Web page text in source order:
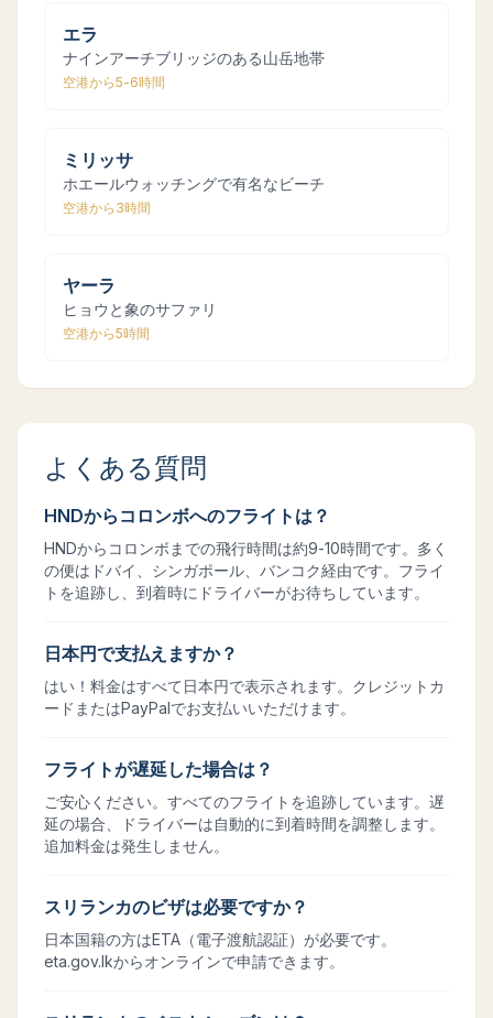
エラ
ナインアーチブリッジのある山岳地帯
空港から5-6時間
ミリッサ
ホエールウォッチングで有名なビーチ
空港から 3時間
ヤーラ
ヒョウと象のサファリ
空港から5時間
よくある質問
HNDからコロンボへのフライトは？
HNDからコロンボまでの飛行時間は約9-10時間です。多く
の便はドバイ、シンガポール、バンコク経由です。フライ
トを追跡し、到着時にドライバーがお待ちしています。
日本円で支払えますか？
はい！料金はすべて日本円で表示されます。クレジットカ
ードまたはPayPalでお支払いいただけます。
フライトが遅延した場合は？
ご安心ください。すべてのフライトを追跡しています。遅
延の場合、ドライバーは自動的に到着時間を調整します。
追加料金は発生しません。
スリランカのビザは必要ですか？
日本国籍の方はETA（電子渡航認証）が必要です。
eta.gov.lkからオンラインで申請できます。